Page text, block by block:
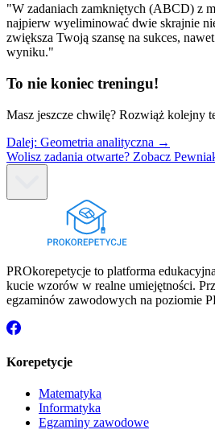
"W zadaniach zamkniętych (ABCD) z
najpierw wyeliminować dwie skrajnie
zwiększa Twoją szansę na sukces,
wyniku."
To nie koniec treningu!
Masz jeszcze chwilę? Rozwiąż kolejny
Dalej: Geometria analityczna →
Wolisz zadania otwarte? Zobacz
PROkorepetycje to platforma
kucie wzorów w realne umiejętności.
egzaminów zawodowych na poziomie
Korepetycje
Matematyka
Informatyka
Egzaminy zawodowe